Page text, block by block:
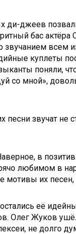
ди-джеев
бас актёра
всем
куплеты
поняли,
со мной»,
звучат не
в
любимом в
мотивы их
её
Олег Жуков
не долго